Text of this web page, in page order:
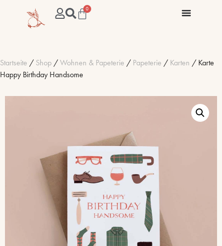
0
Startseite / Shop /Wohnen & Papeterie / Papeterie / Karten / Karte
Happy Birthday Handsome